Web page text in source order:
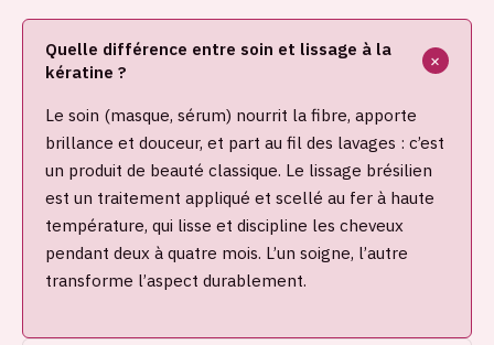
Quelle différence entre soin et lissage à la
kératine ?
Le soin (masque, sérum) nourrit la fibre, apporte
brillance et douceur, et part au fil des lavages : c’est
un produit de beauté classique. Le lissage brésilien
est un traitement appliqué et scellé au fer à haute
température, qui lisse et discipline les cheveux
pendant deux à quatre mois. L’un soigne, l’autre
transforme l’aspect durablement.